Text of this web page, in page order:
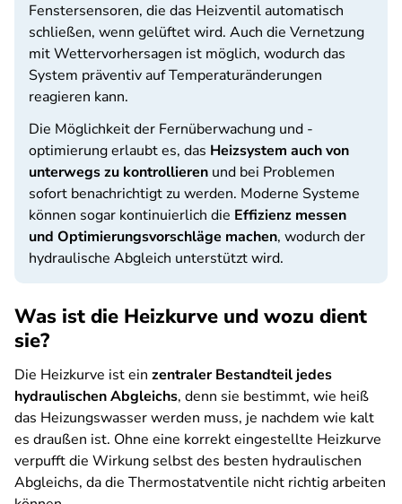
Fenstersensoren, die das Heizventil automatisch
schließen, wenn gelüftet wird. Auch die Vernetzung
mit Wettervorhersagen ist möglich, wodurch das
System präventiv auf Temperaturänderungen
reagieren kann.
Die Möglichkeit der Fernüberwachung und -
optimierung erlaubt es, das Heizsystem auch von
unterwegs zu kontrollieren und bei Problemen
sofort benachrichtigt zu werden. Moderne Systeme
können sogar kontinuierlich die Effizienz messen
und Optimierungsvorschläge machen, wodurch der
hydraulische Abgleich unterstützt wird.
Was ist die Heizkurve und wozu dient
sie?
Die Heizkurve ist ein zentraler Bestandteil jedes
hydraulischen Abgleichs, denn sie bestimmt, wie heiß
das Heizungswasser werden muss, je nachdem wie kalt
es draußen ist. Ohne eine korrekt eingestellte Heizkurve
verpufft die Wirkung selbst des besten hydraulischen
Abgleichs, da die Thermostatventile nicht richtig arbeiten